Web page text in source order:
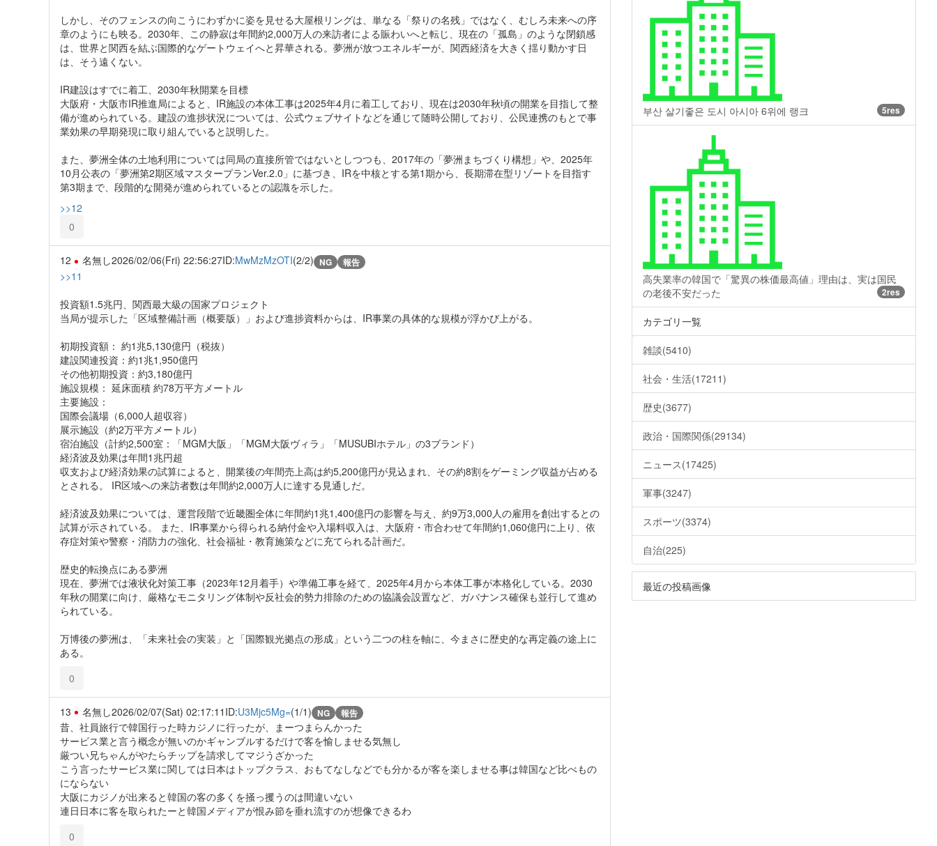
しかし、そのフェンスの向こうにわずかに姿を見せる大屋根リングは、単なる「祭りの名残」ではなく、むしろ未来への序
章のようにも映る。2030年、この静寂は年間約2,000万人の来訪者による賑わいへと転じ、現在の「孤島」のような閉鎖感
は、世界と関西を結ぶ国際的なゲートウェイへと昇華される。夢洲が放つエネルギーが、関西経済を大きく揺り動かす日
は、そう遠くない。
IR建設はすでに着工、2030年秋開業を目標
大阪府・大阪市IR推進局によると、IR施設の本体工事は2025年4月に着工しており、現在は2030年秋頃の開業を目指して整
備が進められている。建設の進捗状況については、公式ウェブサイトなどを通じて随時公開しており、公民連携のもとで事
業効果の早期発現に取り組んでいると説明した。
また、夢洲全体の土地利用については同局の直接所管ではないとしつつも、2017年の「夢洲まちづくり構想」や、2025年
10月公表の「夢洲第2期区域マスタープランVer.2.0」に基づき、IRを中核とする第1期から、長期滞在型リゾートを目指す
第3期まで、段階的な開発が進められているとの認識を示した。
>>12
0
12 名無し2026/02/06(Fri) 22:56:27ID:MwMzMzOTI(2/2) NG 報告
>>11
投資額1.5兆円、関西最大級の国家プロジェクト
当局が提示した「区域整備計画（概要版）」および進捗資料からは、IR事業の具体的な規模が浮かび上がる。
初期投資額： 約1兆5,130億円（税抜）
建設関連投資：約1兆1,950億円
その他初期投資：約3,180億円
施設規模： 延床面積 約78万平方メートル
主要施設：
国際会議場（6,000人超収容）
展示施設（約2万平方メートル）
宿泊施設（計約2,500室：「MGM大阪」「MGM大阪ヴィラ」「MUSUBIホテル」の3ブランド）
経済波及効果は年間1兆円超
収支および経済効果の試算によると、開業後の年間売上高は約5,200億円が見込まれ、その約8割をゲーミング収益が占める
とされる。 IR区域への来訪者数は年間約2,000万人に達する見通しだ。
経済波及効果については、運営段階で近畿圏全体に年間約1兆1,400億円の影響を与え、約9万3,000人の雇用を創出するとの
試算が示されている。 また、IR事業から得られる納付金や入場料収入は、大阪府・市合わせて年間約1,060億円に上り、依
存症対策や警察・消防力の強化、社会福祉・教育施策などに充てられる計画だ。
歴史的転換点にある夢洲
現在、夢洲では液状化対策工事（2023年12月着手）や準備工事を経て、2025年4月から本体工事が本格化している。2030
年秋の開業に向け、厳格なモニタリング体制や反社会的勢力排除のための協議会設置など、ガバナンス確保も並行して進め
られている。
万博後の夢洲は、「未来社会の実装」と「国際観光拠点の形成」という二つの柱を軸に、今まさに歴史的な再定義の途上に
ある。
0
13 名無し2026/02/07(Sat) 02:17:11 ID:U3Mjc5Mg=(1/1) NG 報告
昔、社員旅行で韓国行った時カジノに行ったが、まーつまらんかった
サービス業と言う概念が無いのかギャンブルするだけで客を愉しませる気無し
厳つい兄ちゃんがやたらチップを請求してマジうざかった
こう言ったサービス業に関しては日本はトップクラス、おもてなしなどでも分かるが客を楽しませる事は韓国など比べもの
にならない
大阪にカジノが出来ると韓国の客の多くを掻っ攫うのは間違いない
連日日本に客を取られたーと韓国メディアが恨み節を垂れ流すのが想像できるわ
0
부산 살기좋은 도시 아시아 6위에 랭크 5res
高失業率の韓国で「驚異の株価最高値」理由は、実は国民
の老後不安だった
2res
カテゴリ一覧
雑談(5410)
社会・生活(17211)
歴史(3677)
政治・国際関係(29134)
ニュース(17425)
軍事(3247)
スポーツ(3374)
自治(225)
最近の投稿画像